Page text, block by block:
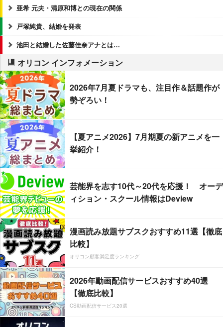
亜希 元夫・清原和博との現在の関係
戸塚純貴、結婚を発表
池田と結婚した佐藤佳奈アナとは…
オリコン インフォメーション
2026年7月夏ドラマも、注目作＆話題作が
勢ぞろい！
【夏アニメ2026】7月期夏の新アニメを一
挙紹介！
芸能界を志す10代～20代を応援！ オーデ
ィション・スクール情報はDeview
漫画読み放題サブスクおすすめ11選【徹底
比較】
オリコン顧客満足度ランキング
2026年動画配信サービスおすすめ40選
【徹底比較】
CS動画配信サービス20選